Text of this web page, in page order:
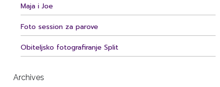
Maja i Joe
Foto session za parove
Obiteljsko fotografiranje Split
Archives